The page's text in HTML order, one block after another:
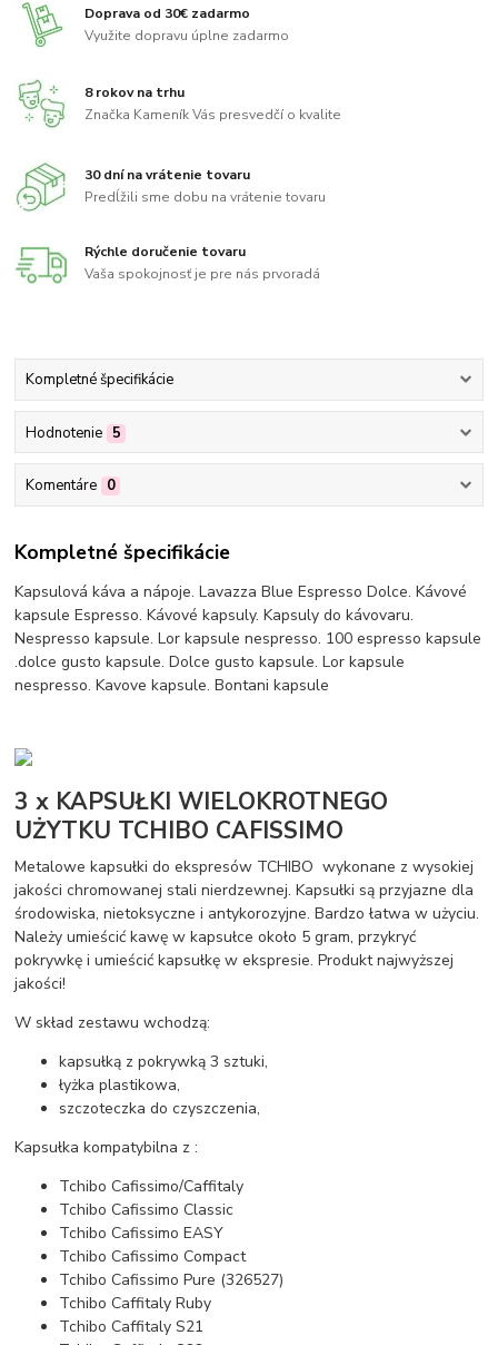
Doprava od 30€ zadarmo
Využite dopravu úplne zadarmo
8 rokov na trhu
Značka Kameník Vás presvedčí o kvalite
30 dní na vrátenie tovaru
Predĺžili sme dobu na vrátenie tovaru
Rýchle doručenie tovaru
Vaša spokojnosť je pre nás prvoradá
Kompletné špecifikácie
Hodnotenie 5
Komentáre 0
Kompletné špecifikácie
Kapsulová káva a nápoje. Lavazza Blue Espresso Dolce. Kávové
kapsule Espresso. Kávové kapsuly. Kapsuly do kávovaru.
Nespresso kapsule. Lor kapsule nespresso. 100 espresso kapsule
.dolce gusto kapsule. Dolce gusto kapsule. Lor kapsule
nespresso. Kavove kapsule. Bontani kapsule
3 x KAPSUŁKI WIELOKROTNEGO
UŻYTKU TCHIBO CAFISSIMO
Metalowe kapsułki do ekspresów TCHIBO wykonane z wysokiej
jakości chromowanej stali nierdzewnej. Kapsułki są przyjazne dla
środowiska, nietoksyczne i antykorozyjne. Bardzo łatwa w użyciu.
Należy umieścić kawę w kapsułce około 5 gram, przykryć
pokrywkę i umieścić kapsułkę w ekspresie. Produkt najwyższej
jakości!
W skład zestawu wchodzą:
kapsułką z pokrywką 3 sztuki,
łyżka plastikowa,
szczoteczka do czyszczenia,
Kapsułka kompatybilna z :
Tchibo Cafissimo/Caffitaly
Tchibo Cafissimo Classic
Tchibo Cafissimo EASY
Tchibo Cafissimo Compact
Tchibo Cafissimo Pure (326527)
Tchibo Caffitaly Ruby
Tchibo Caffitaly S21